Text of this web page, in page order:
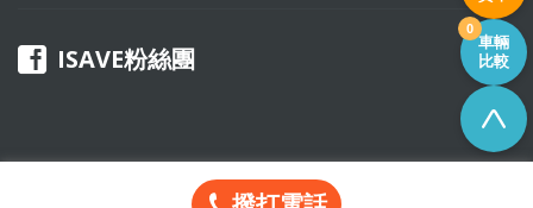
ISAVE粉絲團
車輛
比較
0